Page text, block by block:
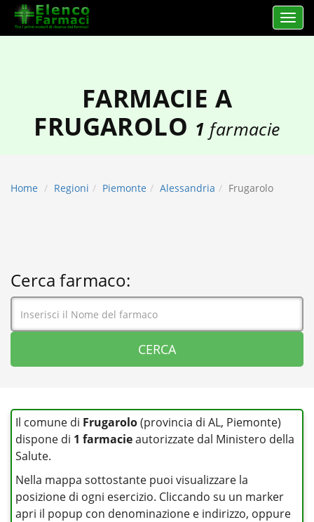
Apri
elencofarmaci.it
FARMACIE A
FRUGAROLO 1 farmacie
Home Regioni Piemonte Alessandria Frugarolo
Cerca farmaco:
Il comune di Frugarolo(provincia di AL, Piemonte)
dispone di 1 farmacieautorizzate dal Ministero della
Salute.
Nella mappa sottostante puoi visualizzare la
posizione di ogni esercizio. Cliccando su un marker
apri il popup con denominazione e indirizzo, oppure